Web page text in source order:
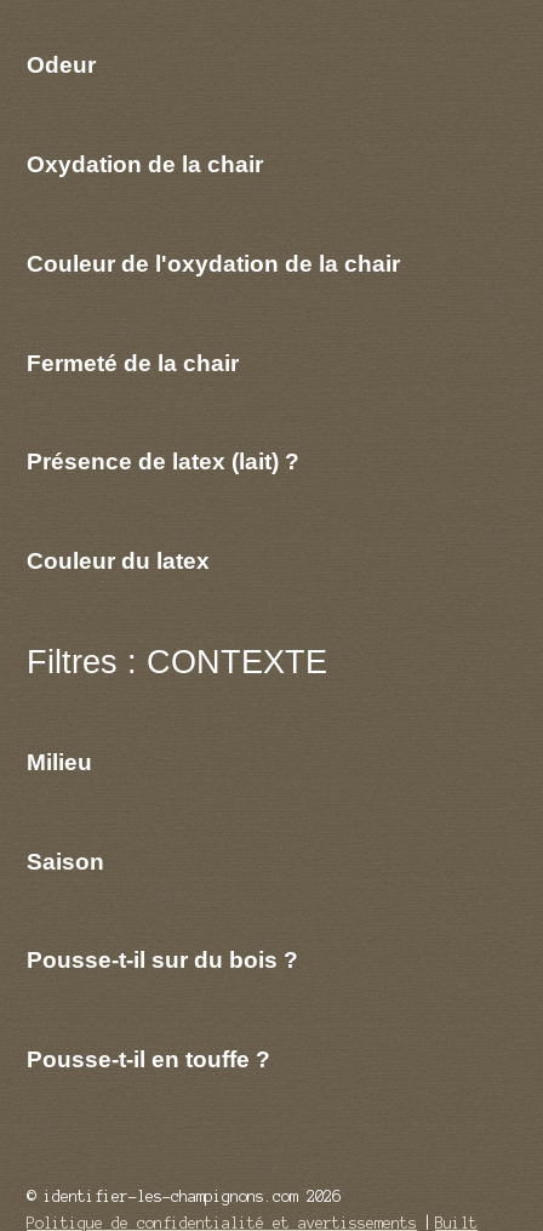
Odeur
Oxydation de la chair
Couleur de l'oxydation de la chair
Fermeté de la chair
Présence de latex (lait) ?
Couleur du latex
Filtres : CONTEXTE
Milieu
Saison
Pousse-t-il sur du bois ?
Pousse-t-il en touffe ?
© identifier-les-champignons.com 2026
Politique de confidentialité et avertissements
Built